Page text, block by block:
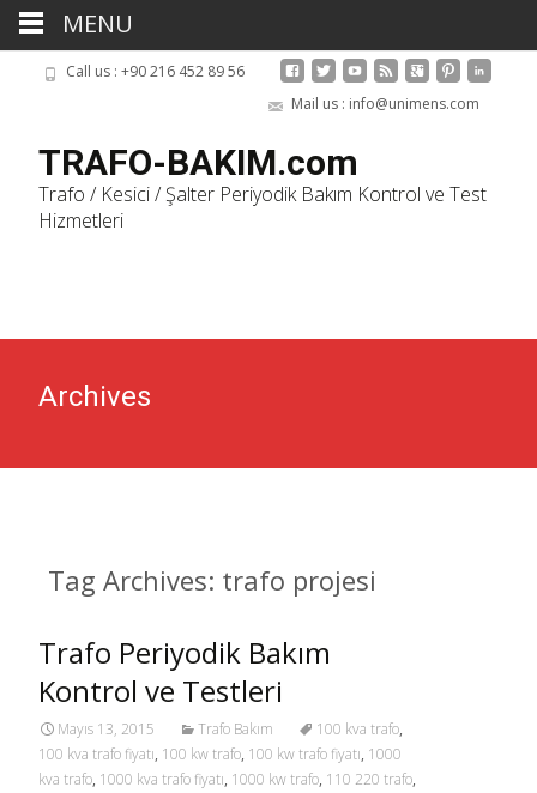
Call us : +90 216 452 89 56
Mail us : info@unimens.com
TRAFO-BAKIM.com
Trafo / Kesici / Şalter Periyodik Bakım Kontrol ve Test
Hizmetleri
Archives
Tag Archives: trafo projesi
Trafo Periyodik Bakım
Kontrol ve Testleri
Mayıs 13, 2015 Trafo Bakım 100 kva trafo,
100 kva trafo fiyatı, 100 kw trafo, 100 kw trafo fiyatı, 1000
kva trafo, 1000 kva trafo fiyatı, 1000 kw trafo, 110 220 trafo,
MENU